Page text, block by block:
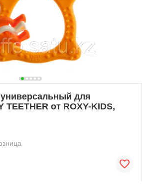
для
от ROXY-KIDS,